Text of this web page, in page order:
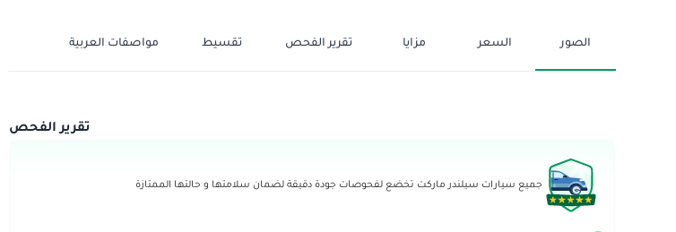
الصور السعر مزايا تقرير الفحص تقسيط مواصفات العربية
تقرير الفحص
جميع سيارات سيلندر ماركت تخضع لفحوصات جودة دقيقة لضمان سلامتها و حالتها الممتازة